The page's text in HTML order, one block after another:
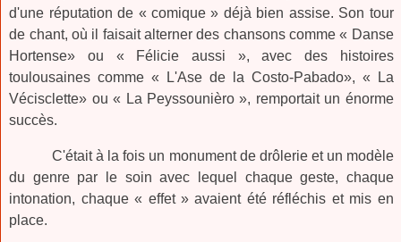
d'une réputation de « comique » déjà bien assise. Son tour
de chant, où il faisait alterner des chansons comme « Danse
Hortense» ou « Félicie aussi », avec des histoires
toulousaines comme « L'Ase de la Costo-Pabado», « La
Vécisclette» ou « La Peyssounièro », remportait un énorme
succès.
C'était à la fois un monument de drôlerie et un modèle
du genre par le soin avec lequel chaque geste, chaque
intonation, chaque « effet » avaient été réfléchis et mis en
place.